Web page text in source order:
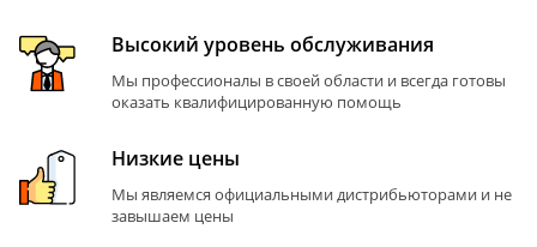
Высокий уровень обслуживания
Мы профессионалы в своей области и всегда готовы
оказать квалифицированную помощь
Низкие цены
Мы являемся официальными дистрибьюторами и не
завышаем цены